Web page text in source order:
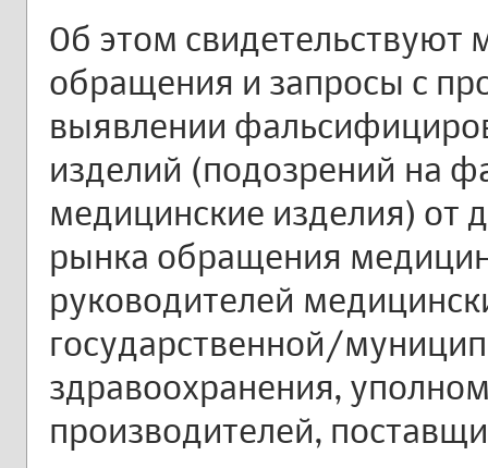
Об этом свидетельствуют
обращения и запросы с
выявлении
изделий (подозрений на
медицинские изделия) от
рынка обращения
руководителей
государственной/
здравоохранения,
производителей,